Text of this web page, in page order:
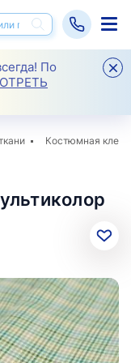
По
Костюмная